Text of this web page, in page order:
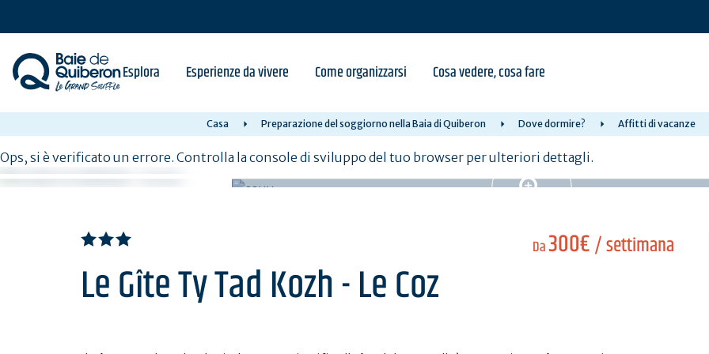
content
Esplora Esperienze da vivere Come organizzarsi Cosa vedere, cosa fare
Casa Preparazione del soggiorno nella Baia di Quiberon Dove dormire? Affitti di vacanze
Ops, si è verificato un errore. Controlla la console di sviluppo del tuo browser per ulteriori dettagli.
Da300€/ settimana
Le Gîte Ty Tad Kozh - Le Coz